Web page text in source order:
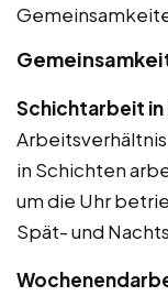
Schichtarbeit in
in Schichten
um die Uhr
Spät- und